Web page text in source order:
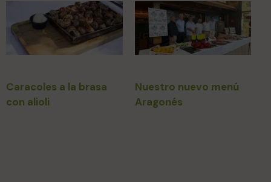
Caracoles a la brasa
con alioli
Nuestro nuevo menú
Aragonés